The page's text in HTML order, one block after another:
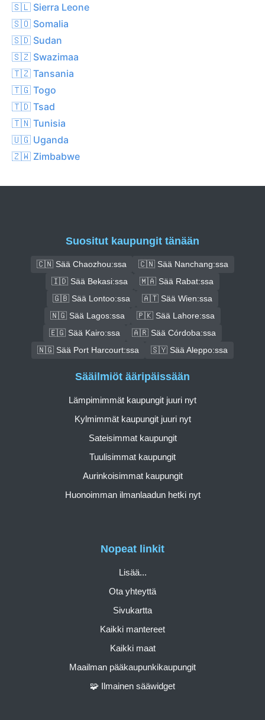
🇸🇱 Sierra Leone
🇸🇴 Somalia
🇸🇩 Sudan
🇸🇿 Swazimaa
🇹🇿 Tansania
🇹🇬 Togo
🇹🇩 Tsad
🇹🇳 Tunisia
🇺🇬 Uganda
🇿🇼 Zimbabwe
Suositut kaupungit tänään
🇨🇳 Sää Chaozhou:ssa
🇨🇳 Sää Nanchang:ssa
🇮🇩 Sää Bekasi:ssa
🇲🇦 Sää Rabat:ssa
🇬🇧 Sää Lontoo:ssa
🇦🇹 Sää Wien:ssa
🇳🇬 Sää Lagos:ssa
🇵🇰 Sää Lahore:ssa
🇪🇬 Sää Kairo:ssa
🇦🇷 Sää Córdoba:ssa
🇳🇬 Sää Port Harcourt:ssa
🇸🇾 Sää Aleppo:ssa
Nopeat linkit
Lisää...
Ota yhteyttä
Sivukartta
Kaikki mantereet
Kaikki maat
Maailman pääkaupunkikaupungit
🧩 Ilmainen sääwidget
Sääilmiöt ääripäissään
Lämpimimmät kaupungit juuri nyt
Kylmimmät kaupungit juuri nyt
Sateisimmat kaupungit
Tuulisimmat kaupungit
Aurinkoisimmat kaupungit
Huonoimman ilmanlaadun hetki nyt